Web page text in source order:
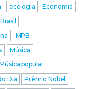
ecologia
Economia
MPB
Música
Música popular
Dia
Prêmio Nobel